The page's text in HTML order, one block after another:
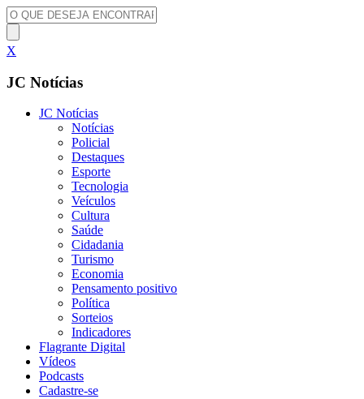
X
JC Notícias
JC Notícias
Notícias
Policial
Destaques
Esporte
Tecnologia
Veículos
Cultura
Saúde
Cidadania
Turismo
Economia
Pensamento positivo
Política
Sorteios
Indicadores
Flagrante Digital
Vídeos
Podcasts
Cadastre-se